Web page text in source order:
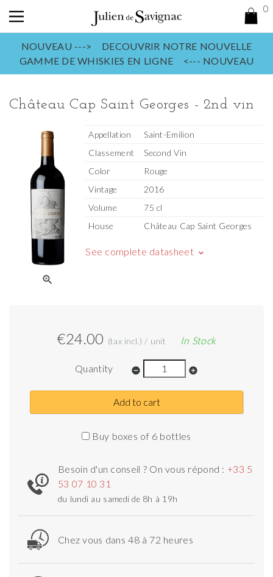
0
NOUVEAU ---> DECOUVRIR NOTRE NOUVELLE
GAMME DE WHISKIES EN LIGNE <--- NOUVEAU
Château Cap Saint Georges - 2nd vin
zoom_in
Appellation
Saint-Emilion
Classement
Second Vin
Color
Rouge
Vintage
2016
Volume
75 cl
House
Château Cap Saint Georges
See complete datasheet keyboard_arrow_down
€24.00 (tax incl.) / unit In Stock
Quantity remove_circle add_circle
Add to cart
Buy boxes of 6 bottles
Besoin d'un conseil ? On vous répond : +33 5
53 07 10 31
du lundi au samedi de 8h à 19h
Chez vous dans 48 à 72 heures